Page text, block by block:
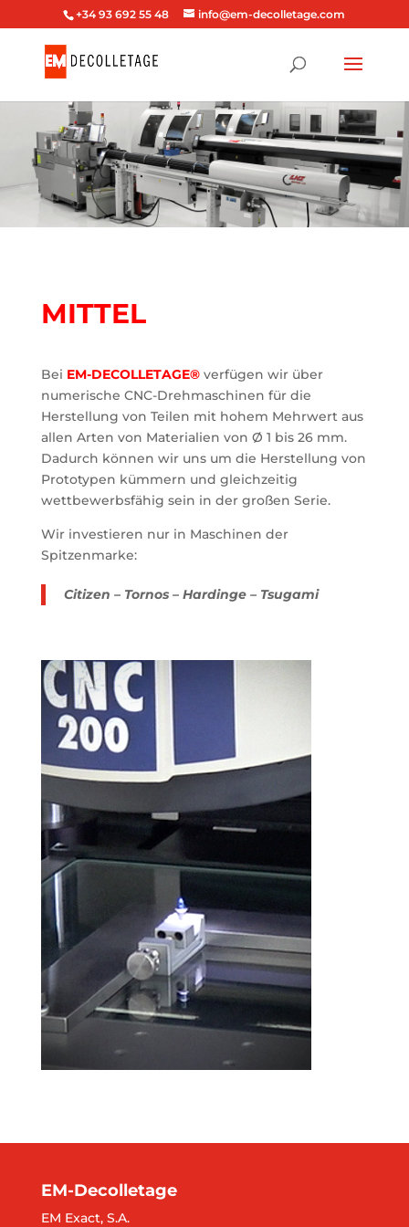
+34 93 692 55 48 info@em-decolletage.com
MITTEL
Bei EM-DECOLLETAGE®verfügen wir über
numerische CNC-Drehmaschinen für die
Herstellung von Teilen mit hohem Mehrwert aus
allen Arten von Materialien von Ø 1 bis 26 mm.
Dadurch können wir uns um die Herstellung von
Prototypen kümmern und gleichzeitig
wettbewerbsfähig sein in der großen Serie.
Wir investieren nur in Maschinen der
Spitzenmarke:
Citizen – Tornos – Hardinge – Tsugami
EM-Decolletage
EM Exact, S.A.